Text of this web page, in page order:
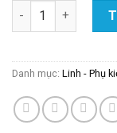
Lõi 6/7/8 – Lõi
Danh mục: Linh - Phụ